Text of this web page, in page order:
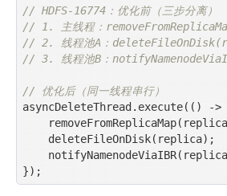
// HDFS-16774：优化前（三步分离）
// 1. 主线程：
// 2. 线程池A：
// 3. 线程池B：
// 优化后（同一线程串行）
asyncDeleteThread.execute(() ->
    deleteFileOnDisk(replica);